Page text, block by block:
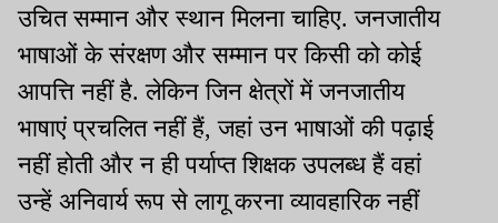
उचित सम्मान और स्थान मिलना चाहिए. जनजातीय
भाषाओं के संरक्षण और सम्मान पर किसी को कोई
आपत्ति नहीं है. लेकिन जिन क्षेत्रों में जनजातीय
भाषाएं प्रचलित नहीं हैं, जहां उन भाषाओं की पढ़ाई
नहीं होती और न ही पर्याप्त शिक्षक उपलब्ध हैं वहां
उन्हें अनिवार्य रूप से लागू करना व्यावहारिक नहीं